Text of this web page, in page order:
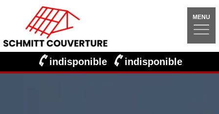
MENU
indisponible indisponible